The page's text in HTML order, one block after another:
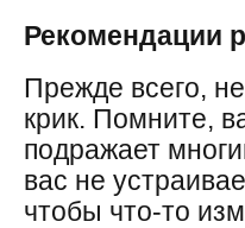
Рекомендации
Прежде всего,
крик. Помните,
подражает
вас не
чтобы что-то